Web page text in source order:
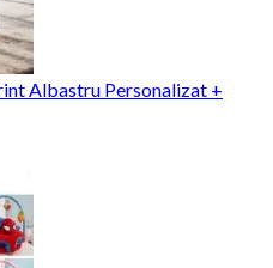
Albastru Personalizat +